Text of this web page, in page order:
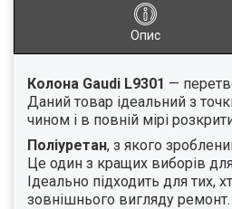
Опис
Колона Gaudi L9301 —
Даний товар ідеальний з
чином і в повній мірі
Поліуретан, з якого
Це один з кращих виборів
Ідеально підходить для
зовнішнього вигляду ремонт.